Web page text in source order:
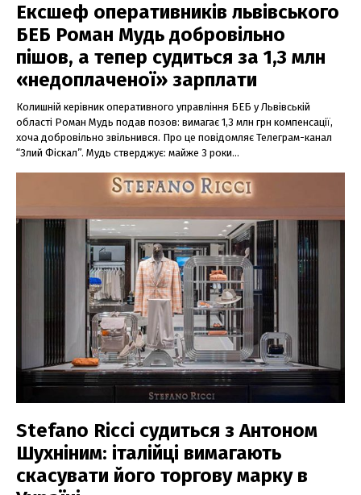
Ексшеф оперативників львівського
БЕБ Роман Мудь добровільно
пішов, а тепер судиться за 1,3 млн
«недоплаченої» зарплати
Колишній керівник оперативного управління БЕБ у Львівській
області Роман Мудь подав позов: вимагає 1,3 млн грн компенсації,
хоча добровільно звільнився. Про це повідомляє Телеграм-канал
“Злий Фіскал”. Мудь стверджує: майже 3 роки...
Stefano Ricci судиться з Антоном
Шухніним: італійці вимагають
скасувати його торгову марку в